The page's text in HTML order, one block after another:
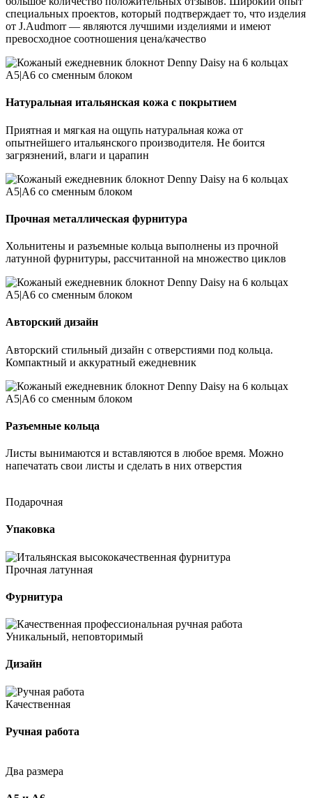
специальных проектов, который подтверждает то, что изделия
от J.Audmorr — являются лучшими изделиями и имеют
превосходное соотношения цена/качество
Натуральная итальянская кожа с покрытием
Приятная и мягкая на ощупь натуральная кожа от
опытнейшего итальянского производителя. Не боится
загрязнений, влаги и царапин
Прочная металлическая фурнитура
Хольнитены и разъемные кольца выполнены из прочной
латунной фурнитуры, рассчитанной на множество циклов
Авторский дизайн
Авторский стильный дизайн с отверстиями под кольца.
Компактный и аккуратный ежедневник
Разъемные кольца
Листы вынимаются и вставляются в любое время. Можно
напечатать свои листы и сделать в них отверстия
Подарочная
Упаковка
Прочная латунная
Фурнитура
Уникальный, неповторимый
Дизайн
Качественная
Ручная работа
Два размера